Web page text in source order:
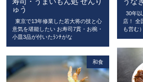
ゅう
東京で13年修業した若大将の技と心
意気を堪能したい お寿司7貫・お椀・
小皿3品が付いたﾗﾝﾁがな
30年
店！ 全
も営む
和食